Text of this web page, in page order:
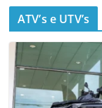
ATV’s e UTV’s